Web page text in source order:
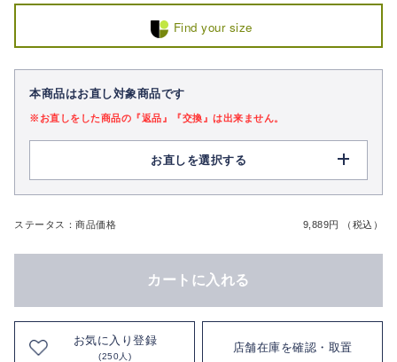
Find your size
本商品はお直し対象商品です
※お直しをした商品の『返品』『交換』は出来ません。
お直しを選択する
ステータス：商品価格 9,889円 （税込）
カートに入れる
お気に入り登録
(250人)
店舗在庫を確認・取置